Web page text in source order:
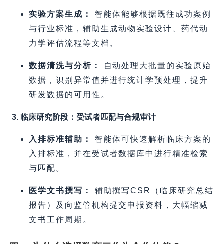
实验方案生成：
智能体能够根据既往成功案例
与行业标准，辅助生成动物实验设计、药代动
力学评估流程等文档。
数据清洗与分析：
自动处理大批量的实验原始
数据，识别异常值并进行统计学预处理，提升
研发数据的可用性。
3. 临床研究阶段：受试者匹配与合规审计
入排标准辅助：
智能体可快速解析临床方案的
入排标准，并在受试者数据库中进行精准检索
与匹配。
医学文书撰写：
辅助撰写CSR（临床研究总结
报告）及向监管机构提交申报资料，大幅缩减
文书工作周期。